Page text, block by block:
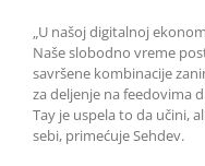
„U našoj digitalnoj
Naše slobodno vreme
savršene kombinacije
za deljenje na feedovima
Tay je uspela to da učini,
sebi, primećuje Sehdev.